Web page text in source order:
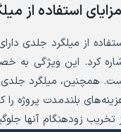
مزایای استفاده از
از میلگرد جلدی
کرد. این ویژگی به
همچنین، میلگرد جلدی
بلندمدت پروژه
تخریب زودهنگام آنها